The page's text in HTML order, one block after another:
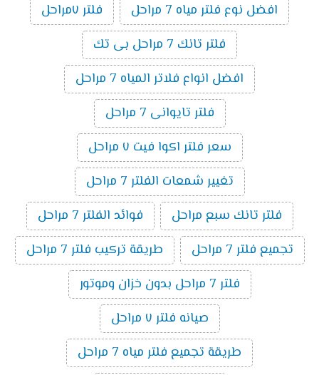
افضل نوع فلتر مياه 7 مراحل
فلتر ٧مراحل
فلتر تانك 7 مراحل بى تك
افضل انواع فلاتر المياه 7 مراحل
فلتر تايوانى 7 مراحل
سعر فلتر اكوا فيت ٧ مراحل
تغيير شمعات الفلتر 7 مراحل
فلتر تانك سبع مراحل
فوائد الفلتر 7 مراحل
تجميع فلتر 7 مراحل
طريقة تركيب فلتر 7 مراحل
فلتر 7 مراحل بدون خزان وموتور
صيانه فلتر ٧ مراحل
طريقة تجميع فلتر مياه 7 مراحل